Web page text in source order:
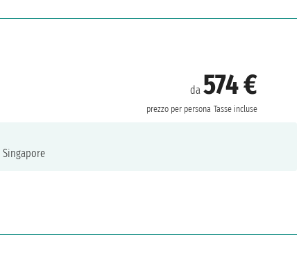
da574 €
prezzo per persona Tasse incluse
Singapore